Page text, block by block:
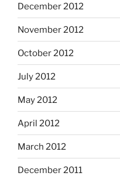
December 2012
November 2012
October 2012
July 2012
May 2012
April 2012
March 2012
December 2011